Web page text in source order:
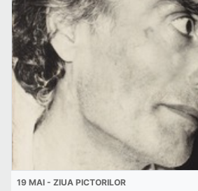
19 MAI - ZIUA PICTORILOR